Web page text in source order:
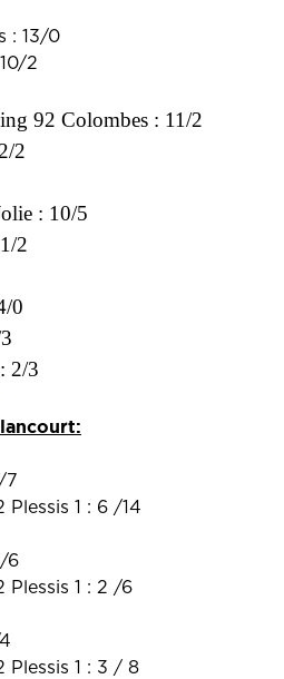
: 13/0
2
92 Colombes : 11/2
2
: 10/5
2
0
2/3
7
1 : 6 /14
6
1 : 2 /6
Plessis 1 : 3 / 8